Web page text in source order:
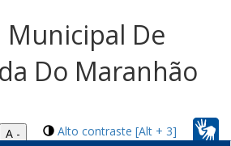
De
Do Maranhão
Alto contraste [Alt + 3]
A -